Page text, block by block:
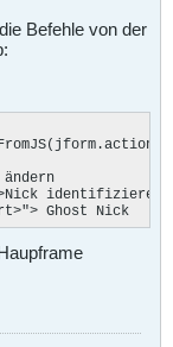
Befehle von der
identifizieren
Ghost Nick